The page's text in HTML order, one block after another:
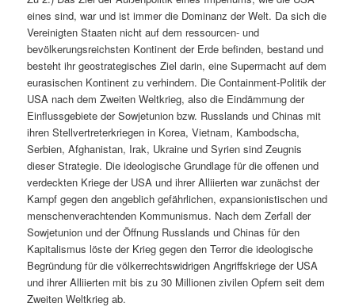
eines sind, war und ist immer die Dominanz der Welt. Da sich die
Vereinigten Staaten nicht auf dem ressourcen- und
bevölkerungsreichsten Kontinent der Erde befinden, bestand und
besteht ihr geostrategisches Ziel darin, eine Supermacht auf dem
eurasischen Kontinent zu verhindern. Die Containment-Politik der
USA nach dem Zweiten Weltkrieg, also die Eindämmung der
Einflussgebiete der Sowjetunion bzw. Russlands und Chinas mit
ihren Stellvertreterkriegen in Korea, Vietnam, Kambodscha,
Serbien, Afghanistan, Irak, Ukraine und Syrien sind Zeugnis
dieser Strategie. Die ideologische Grundlage für die offenen und
verdeckten Kriege der USA und ihrer Alliierten war zunächst der
Kampf gegen den angeblich gefährlichen, expansionistischen und
menschenverachtenden Kommunismus. Nach dem Zerfall der
Sowjetunion und der Öffnung Russlands und Chinas für den
Kapitalismus löste der Krieg gegen den Terror die ideologische
Begründung für die völkerrechtswidrigen Angriffskriege der USA
und ihrer Alliierten mit bis zu 30 Millionen zivilen Opfern seit dem
Zweiten Weltkrieg ab.